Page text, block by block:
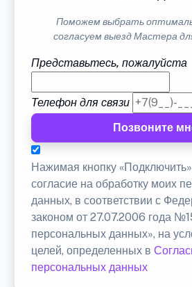
Поможем выбрать
согласуем выезд Мастера
Представьтесь, пожалуйста
Телефон для связи
Позвоните
Нажимая кнопку
согласие на обработку моих
данных, в соответствии с
законом от 27.07.2006 года
персональных данных», на
целей, определенных в
персональных данных